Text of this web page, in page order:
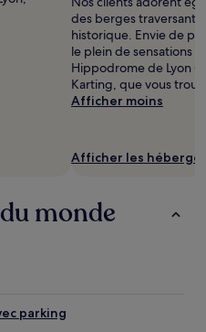
des berges traversant
historique. Envie de
le plein de sensations
Hippodrome de Lyon
Karting, que vous
Afficher moins
Afficher les
monde
parking